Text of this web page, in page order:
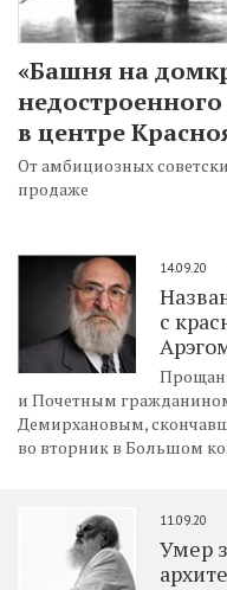
«Башня на
в центре
От амбициозных
продаже
14.09.20
с
и Почетным
Демирхановым,
во вторник в Большом
11.09.20
Умер